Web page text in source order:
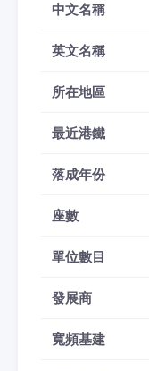
中文名稱
英文名稱
所在地區
最近港鐵
落成年份
座數
單位數目
發展商
寬頻基建